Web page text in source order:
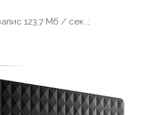
123,7 Мб / сек .;